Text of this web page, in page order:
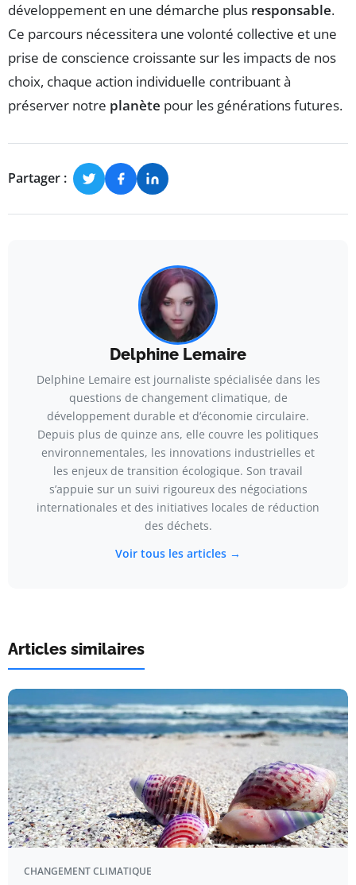
développement en une démarche plus responsable.
Ce parcours nécessitera une volonté collective et une
prise de conscience croissante sur les impacts de nos
choix, chaque action individuelle contribuant à
préserver notre planète pour les générations futures.
Partager :
Delphine Lemaire
Delphine Lemaire est journaliste spécialisée dans les
questions de changement climatique, de
développement durable et d’économie circulaire.
Depuis plus de quinze ans, elle couvre les politiques
environnementales, les innovations industrielles et
les enjeux de transition écologique. Son travail
s’appuie sur un suivi rigoureux des négociations
internationales et des initiatives locales de réduction
des déchets.
Voir tous les articles →
Articles similaires
CHANGEMENT CLIMATIQUE